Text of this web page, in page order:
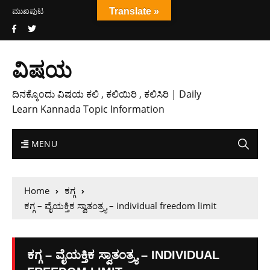
ಮುಖಪುಟ
ವಿಷಯ
ದಿನಕ್ಕೊಂದು ವಿಷಯ ಕಲಿ , ಕಲಿಯಿರಿ , ಕಲಿಸಿರಿ | Daily
Learn Kannada Topic Information
MENU
Home
ಕಗ್ಗ
ಕಗ್ಗ – ವೈಯಕ್ತಿಕ ಸ್ವಾತಂತ್ರ್ಯ – individual freedom limit
ಕಗ್ಗ – ವೈಯಕ್ತಿಕ ಸ್ವಾತಂತ್ರ್ಯ – INDIVIDUAL
Translate »